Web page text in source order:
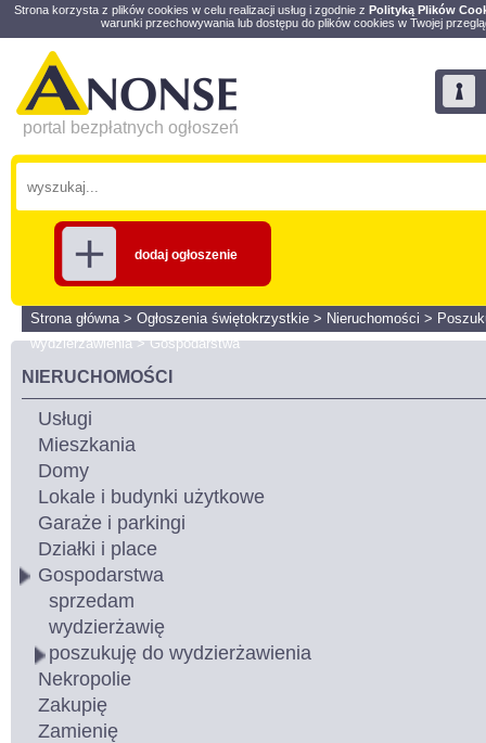
Strona korzysta z plików cookies w celu realizacji usług i zgodnie z Polityką Plików
warunki przechowywania lub dostępu do plików cookies w Twojej
portal bezpłatnych ogłoszeń
dodaj ogłoszenie
Strona główna> Ogłoszenia świętokrzystkie > Nieruchomości >
wydzierżawienia>Gospodarstwa
NIERUCHOMOŚCI
Usługi
Mieszkania
Domy
Lokale i budynki użytkowe
Garaże i parkingi
Działki i place
Gospodarstwa
sprzedam
wydzierżawię
poszukuję do wydzierżawienia
Nekropolie
Zakupię
Zamienię